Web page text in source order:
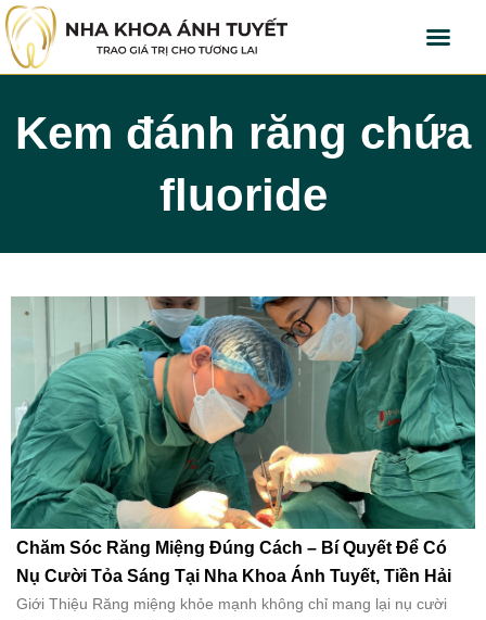
Kem đánh răng chứa
fluoride
Chăm Sóc Răng Miệng Đúng Cách – Bí Quyết Để Có
Nụ Cười Tỏa Sáng Tại Nha Khoa Ánh Tuyết, Tiền Hải
Giới Thiệu Răng miệng khỏe mạnh không chỉ mang lại nụ cười